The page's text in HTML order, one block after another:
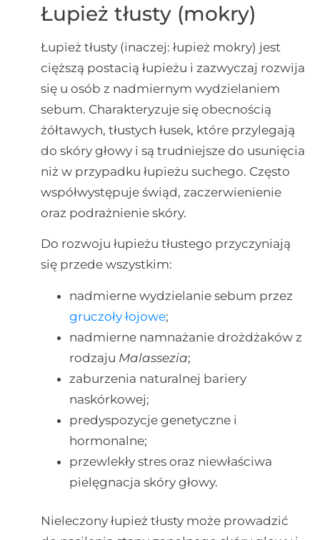
Łupież tłusty (mokry)
Łupież tłusty (inaczej: łupież mokry) jest
cięższą postacią łupieżu i zazwyczaj rozwija
się u osób z nadmiernym wydzielaniem
sebum. Charakteryzuje się obecnością
żółtawych, tłustych łusek, które przylegają
do skóry głowy i są trudniejsze do usunięcia
niż w przypadku łupieżu suchego. Często
współwystępuje świąd, zaczerwienienie
oraz podrażnienie skóry.
Do rozwoju łupieżu tłustego przyczyniają
się przede wszystkim:
nadmierne wydzielanie sebum przez
gruczoły łojowe;
nadmierne namnażanie drożdżaków z
rodzaju Malassezia;
zaburzenia naturalnej bariery
naskórkowej;
predyspozycje genetyczne i
hormonalne;
przewlekły stres oraz niewłaściwa
pielęgnacja skóry głowy.
Nieleczony łupież tłusty może prowadzić